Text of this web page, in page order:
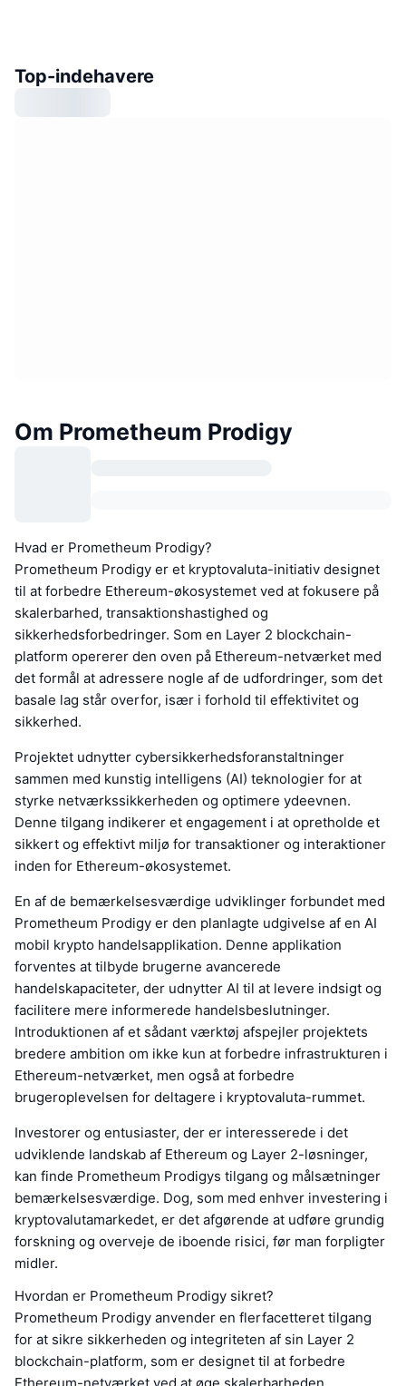
Top-indehavere
Om Prometheum Prodigy
Hvad er Prometheum Prodigy?
Prometheum Prodigy er et kryptovaluta-initiativ designet
til at forbedre Ethereum-økosystemet ved at fokusere på
skalerbarhed, transaktionshastighed og
sikkerhedsforbedringer. Som en Layer 2 blockchain-
platform opererer den oven på Ethereum-netværket med
det formål at adressere nogle af de udfordringer, som det
basale lag står overfor, især i forhold til effektivitet og
sikkerhed.
Projektet udnytter cybersikkerhedsforanstaltninger
sammen med kunstig intelligens (AI) teknologier for at
styrke netværkssikkerheden og optimere ydeevnen.
Denne tilgang indikerer et engagement i at opretholde et
sikkert og effektivt miljø for transaktioner og interaktioner
inden for Ethereum-økosystemet.
En af de bemærkelsesværdige udviklinger forbundet med
Prometheum Prodigy er den planlagte udgivelse af en AI
mobil krypto handelsapplikation. Denne applikation
forventes at tilbyde brugerne avancerede
handelskapaciteter, der udnytter AI til at levere indsigt og
facilitere mere informerede handelsbeslutninger.
Introduktionen af et sådant værktøj afspejler projektets
bredere ambition om ikke kun at forbedre infrastrukturen i
Ethereum-netværket, men også at forbedre
brugeroplevelsen for deltagere i kryptovaluta-rummet.
Investorer og entusiaster, der er interesserede i det
udviklende landskab af Ethereum og Layer 2-løsninger,
kan finde Prometheum Prodigys tilgang og målsætninger
bemærkelsesværdige. Dog, som med enhver investering i
kryptovalutamarkedet, er det afgørende at udføre grundig
forskning og overveje de iboende risici, før man forpligter
midler.
Hvordan er Prometheum Prodigy sikret?
Prometheum Prodigy anvender en flerfacetteret tilgang
for at sikre sikkerheden og integriteten af sin Layer 2
blockchain-platform, som er designet til at forbedre